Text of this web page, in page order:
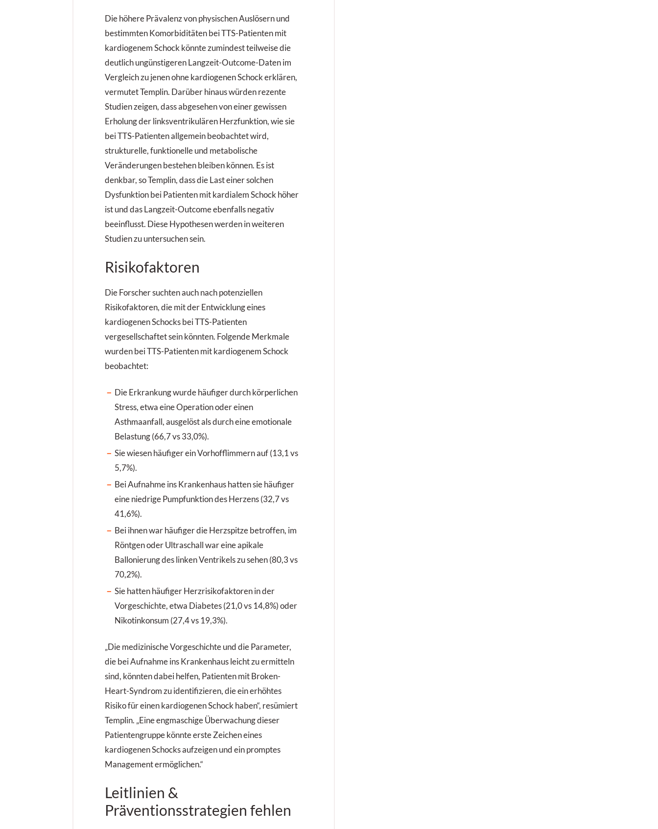
Die höhere Prävalenz von physischen Auslösern und
bestimmten Komorbiditäten bei TTS-Patienten mit
kardiogenem Schock könnte zumindest teilweise die
deutlich ungünstigeren Langzeit-Outcome-Daten im
Vergleich zu jenen ohne kardiogenen Schock erklären,
vermutet Templin. Darüber hinaus würden rezente
Studien zeigen, dass abgesehen von einer gewissen
Erholung der linksventrikulären Herzfunktion, wie sie
bei TTS-Patienten allgemein beobachtet wird,
strukturelle, funktionelle und metabolische
Veränderungen bestehen bleiben können. Es ist
denkbar, so Templin, dass die Last einer solchen
Dysfunktion bei Patienten mit kardialem Schock höher
ist und das Langzeit-Outcome ebenfalls negativ
beeinflusst. Diese Hypothesen werden in weiteren
Studien zu untersuchen sein.
Risikofaktoren
Die Forscher suchten auch nach potenziellen
Risikofaktoren, die mit der Entwicklung eines
kardiogenen Schocks bei TTS-Patienten
vergesellschaftet sein könnten. Folgende Merkmale
wurden bei TTS-Patienten mit kardiogenem Schock
beobachtet:
Die Erkrankung wurde häufiger durch körperlichen
Stress, etwa eine Operation oder einen
Asthmaanfall, ausgelöst als durch eine emotionale
Belastung (66,7 vs 33,0%).
Sie wiesen häufiger ein Vorhofflimmern auf (13,1 vs
5,7%).
Bei Aufnahme ins Krankenhaus hatten sie häufiger
eine niedrige Pumpfunktion des Herzens (32,7 vs
41,6%).
Bei ihnen war häufiger die Herzspitze betroffen, im
Röntgen oder Ultraschall war eine apikale
Ballonierung des linken Ventrikels zu sehen (80,3 vs
70,2%).
Sie hatten häufiger Herzrisikofaktoren in der
Vorgeschichte, etwa Diabetes (21,0 vs 14,8%) oder
Nikotinkonsum (27,4 vs 19,3%).
„Die medizinische Vorgeschichte und die Parameter,
die bei Aufnahme ins Krankenhaus leicht zu ermitteln
sind, könnten dabei helfen, Patienten mit Broken-
Heart-Syndrom zu identifizieren, die ein erhöhtes
Risiko für einen kardiogenen Schock haben“, resümiert
Templin. „Eine engmaschige Überwachung dieser
Patientengruppe könnte erste Zeichen eines
kardiogenen Schocks aufzeigen und ein promptes
Management ermöglichen.“
Leitlinien &
Präventionsstrategien fehlen